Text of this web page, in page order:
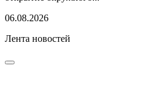
06.08.2026
Лента новостей